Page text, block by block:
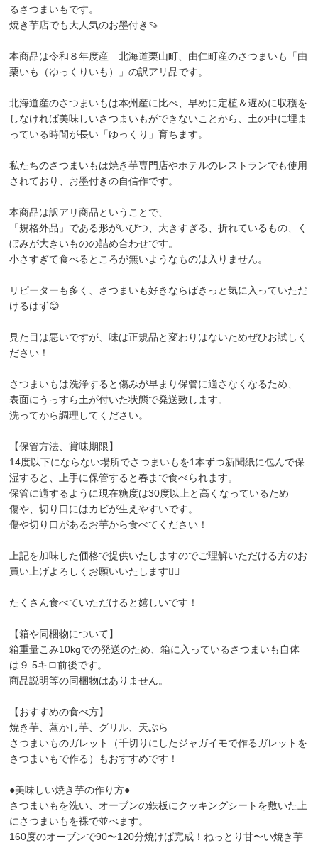
るさつまいもです。
焼き芋店でも大人気のお墨付き🍠
本商品は令和８年度産 北海道栗山町、由仁町産のさつまいも「由
栗いも（ゆっくりいも）」の訳アリ品です。
北海道産のさつまいもは本州産に比べ、早めに定植＆遅めに収穫を
しなければ美味しいさつまいもができないことから、土の中に埋ま
っている時間が長い「ゆっくり」育ちます。
私たちのさつまいもは焼き芋専門店やホテルのレストランでも使用
されており、お墨付きの自信作です。
本商品は訳アリ商品ということで、
「規格外品」である形がいびつ、大きすぎる、折れているもの、く
ぼみが大きいものの詰め合わせです。
小さすぎて食べるところが無いようなものは入りません。
リピーターも多く、さつまいも好きならばきっと気に入っていただ
けるはず😊
見た目は悪いですが、味は正規品と変わりはないためぜひお試しく
ださい！
さつまいもは洗浄すると傷みが早まり保管に適さなくなるため、
表面にうっすら土が付いた状態で発送致します。
洗ってから調理してください。
【保管方法、賞味期限】
14度以下にならない場所でさつまいもを1本ずつ新聞紙に包んで保
湿すると、上手に保管すると春まで食べられます。
保管に適するように現在糖度は30度以上と高くなっているため
傷や、切り口にはカビが生えやすいです。
傷や切り口があるお芋から食べてください！
上記を加味した価格で提供いたしますのでご理解いただける方のお
買い上げよろしくお願いいたします🙇‍♀️
たくさん食べていただけると嬉しいです！
【箱や同梱物について】
箱重量こみ10kgでの発送のため、箱に入っているさつまいも自体
は９.5キロ前後です。
商品説明等の同梱物はありません。
【おすすめの食べ方】
焼き芋、蒸かし芋、グリル、天ぷら
さつまいものガレット（千切りにしたジャガイモで作るガレットを
さつまいもで作る）もおすすめです！
●美味しい焼き芋の作り方●
さつまいもを洗い、オーブンの鉄板にクッキングシートを敷いた上
にさつまいもを裸で並べます。
160度のオーブンで90〜120分焼けば完成！ねっとり甘〜い焼き芋